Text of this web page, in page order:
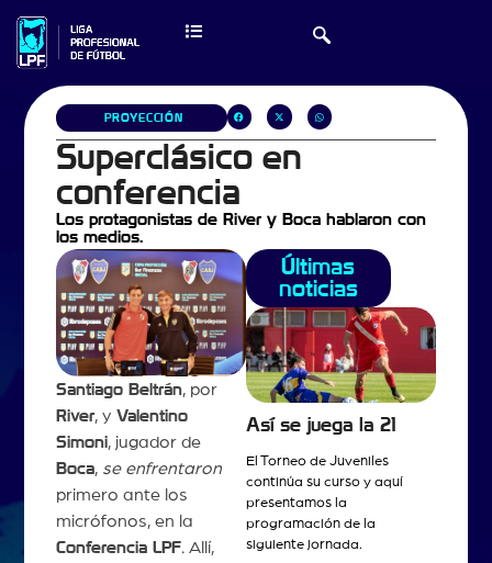
PROYECCIÓN
Superclásico en
conferencia
Los protagonistas de River y Boca hablaron con
los medios.
Santiago Beltrán, por
River, yValentino
Simoni, jugador de
Boca, se enfrentaron
primero ante los
micrófonos, en la
Conferencia LPF. Allí,
Últimas
noticias
Así se juega la 21
El Torneo de Juveniles
continúa su curso y aquí
presentamos la
programación de la
siguiente jornada.